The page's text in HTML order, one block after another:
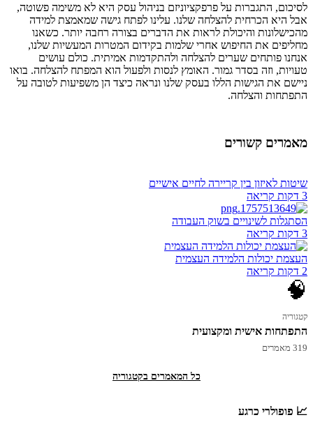
לסיכום, התגברות על פרפקציוניזם בניהול עסק היא לא משימה פשוטה,
אבל היא הכרחית להצלחה שלנו. עלינו לפתח גישה שמאמצת למידה
מהכישלונות והיכולת לראות את הדברים בצורה רחבה יותר. כשאנו
מחליפים את החיפוש אחרי שלמות בקידום המטרות המעשיות שלנו,
אנחנו פותחים שערים להצלחה ולהתקדמות אמיתית. כולם עושים
טעויות, וזה בסדר גמור. האומץ לנסות ולפעול הוא המפתח להצלחה. בואו
ניישם את הגישות הללו בעסק שלנו ונראה כיצד הן משפיעות לטובה על
התפתחות והצלחה.
מאמרים קשורים
שיטות לאיזון בין קריירה לחיים אישיים
3 דקות קריאה
הסתגלות לשינויים בשוק העבודה
3 דקות קריאה
העצמת יכולות הלמידה העצמית
2 דקות קריאה
🧠
קטגוריה
התפתחות אישית ומקצועית
319 מאמרים
כל המאמרים בקטגוריה
📈 פופולרי כרגע